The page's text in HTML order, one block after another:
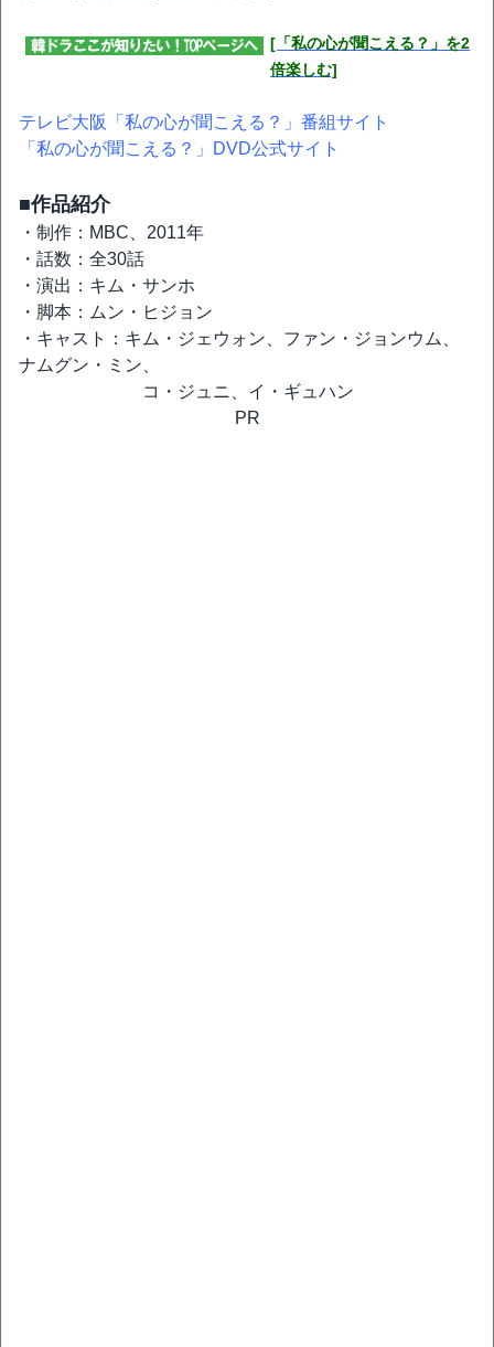
[「私の心が聞こえる？」を2
倍楽しむ]
テレビ大阪「私の心が聞こえる？」番組サイト
「私の心が聞こえる？」DVD公式サイト
■作品紹介
・制作：MBC、2011年
・話数：全30話
・演出：キム・サンホ
・脚本：ムン・ヒジョン
・キャスト：キム・ジェウォン、ファン・ジョンウム、
ナムグン・ミン、
コ・ジュニ、イ・ギュハン
PR